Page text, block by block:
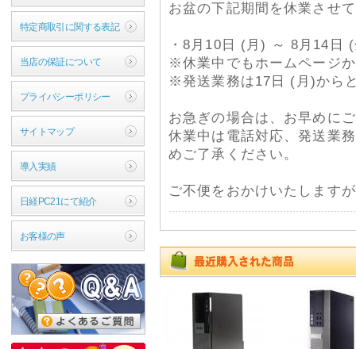
特定商取引に関する表記
当店の保証について
プライバシーポリシー
サイトマップ
導入実績
日経PC21にて紹介
お客様の声
お盆の下記期間を休業させ
・8月10日 (月) ～ 8月14
※休業中でもホームページ
※発送業務は17日 (月)から
お急ぎの場合は、お早めに
休業中は電話対応、発送業
めご了承ください。
ご不便をおかけいたします
2026年07月15日
新品デスクトップパソコン
標準で Core i7 を搭載した
RS232C(シリアルポート)
台数限定ですのでお早めに